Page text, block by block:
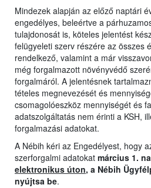
Mindezek alapján az előző naptári
engedélyes, beleértve a
tulajdonosát is, köteles jelentést
felügyeleti szerv részére az összes
rendelkező, valamint a már
még forgalmazott növényvédő
forgalmáról. A jelentésnek
tételes megnevezését és
csomagolóeszköz mennyiségét és
adatszolgáltatás nem érinti a KSH,
forgalmazási adatokat.
A Nébih kéri az Engedélyest, hogy
szerforgalmi adatokat március 1.
elektronikus úton, a Nébih
nyújtsa be.